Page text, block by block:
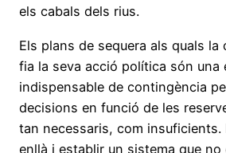
els cabals dels rius.
Els plans de sequera als quals la
fia la seva acció política són una
indispensable de contingència
decisions en funció de les
tan necessaris, com insuficients.
enllà i establir un sistema que no